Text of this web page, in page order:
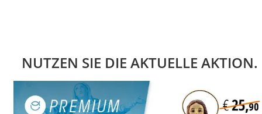
NUTZEN SIE DIE AKTUELLE AKTION.